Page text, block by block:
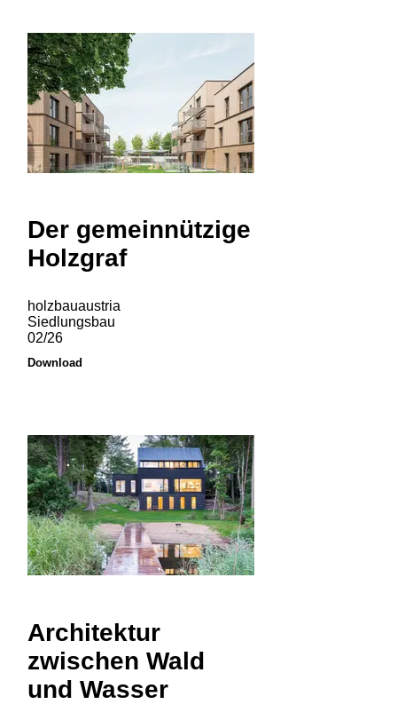
Der gemeinnützige
Holzgraf
holzbauaustria
Siedlungsbau
02/26
Download
Architektur
zwischen Wald
und Wasser